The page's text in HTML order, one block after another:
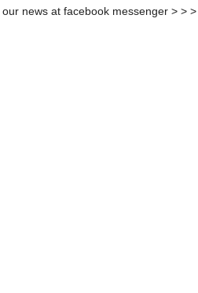
our news at facebook messenger > > >